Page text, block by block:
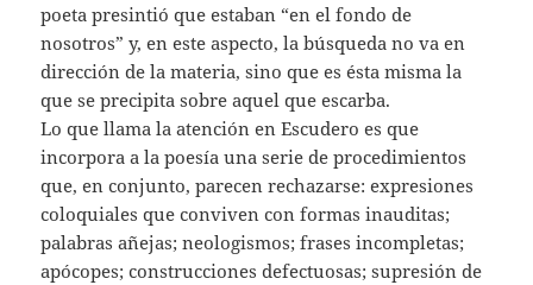
poeta presintió que estaban “en el fondo de
nosotros” y, en este aspecto, la búsqueda no va en
dirección de la materia, sino que es ésta misma la
que se precipita sobre aquel que escarba.
Lo que llama la atención en Escudero es que
incorpora a la poesía una serie de procedimientos
que, en conjunto, parecen rechazarse: expresiones
coloquiales que conviven con formas inauditas;
palabras añejas; neologismos; frases incompletas;
apócopes; construcciones defectuosas; supresión de